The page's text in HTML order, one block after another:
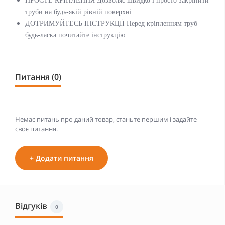
труби на будь-якій рівній поверхні
ДОТРИМУЙТЕСЬ ІНСТРУКЦІЇ Перед кріпленням труб
будь-ласка почитайте інструкцію.
Питання (0)
Немає питань про даний товар, станьте першим і задайте
своє питання.
+ Додати питання
Відгуків 0